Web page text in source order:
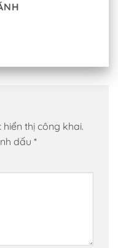
thị công khai.
dấu *